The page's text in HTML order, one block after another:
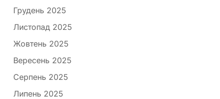
Грудень 2025
Листопад 2025
Жовтень 2025
Вересень 2025
Серпень 2025
Липень 2025